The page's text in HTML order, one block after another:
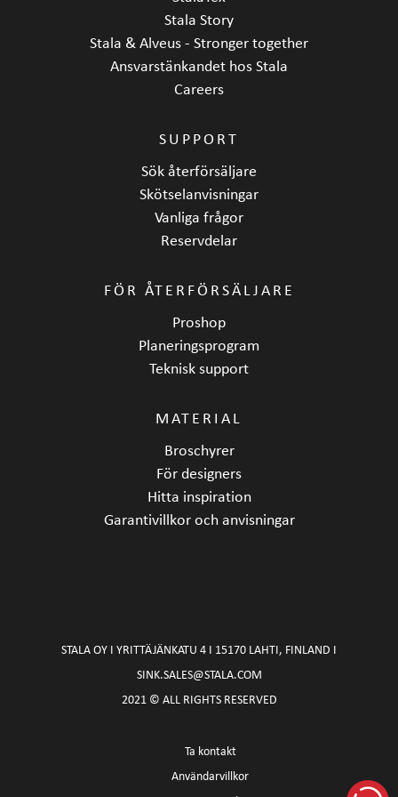
Stala Story
Stala & Alveus - Stronger together
Ansvarstänkandet hos Stala
Careers
SUPPORT
Sök återförsäljare
Skötselanvisningar
Vanliga frågor
Reservdelar
FÖR ÅTERFÖRSÄLJARE
Proshop
Planeringsprogram
Teknisk support
MATERIAL
Broschyrer
För designers
Hitta inspiration
Garantivillkor och anvisningar
Ta kontakt
Användarvillkor
STALA OY I YRITTÄJÄNKATU 4 I 15170 LAHTI, FINLAND I
SINK.SALES@STALA.COM
2021 © ALL RIGHTS RESERVED